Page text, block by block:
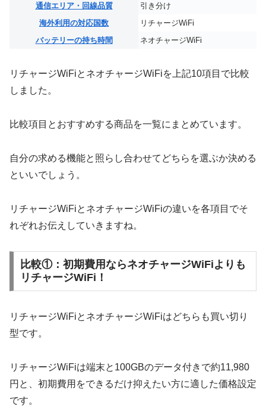
通信エリア・回線品質
引き分け
海外利用の対応国数
リチャージWiFi
バッテリーの持ち時間
ネオチャージWiFi
リチャージWiFiとネオチャージWiFiを上記10項目で比較
しました。
比較項目とおすすめする商品を一覧にまとめています。
自分の求める機能と照らし合わせてどちらを選ぶか決める
といいでしょう。
リチャージWiFiとネオチャージWiFiの違いを各項目でそ
れぞれお伝えしていきますね。
比較①：初期費用ならネオチャージWiFiよりも
リチャージWiFi！
リチャージWiFiとネオチャージWiFiはどちらも買い切り
型です。
リチャージWiFiは端末と100GBのデータ付きで約11,980
円と、初期費用をできるだけ抑えたい方に適した価格設定
です。